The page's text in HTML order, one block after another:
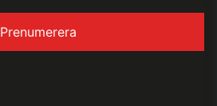
Prenumerera